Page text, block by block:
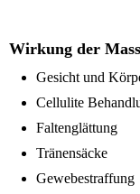
Wirkung der
Gesicht und
Cellulite
Faltenglättung
Tränensäcke
Gewebestraffung